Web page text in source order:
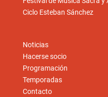
Ciclo Esteban Sánchez
Noticias
Hacerse socio
Programación
Temporadas
Contacto